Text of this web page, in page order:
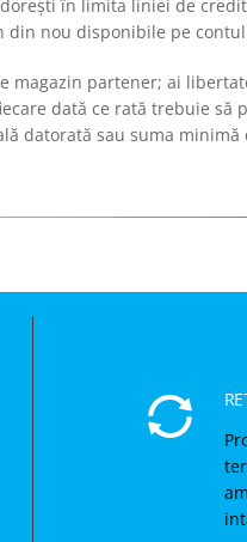
în limita liniei de
nou disponibile pe
magazin partener; ai
dată ce rată trebuie
datorată sau suma